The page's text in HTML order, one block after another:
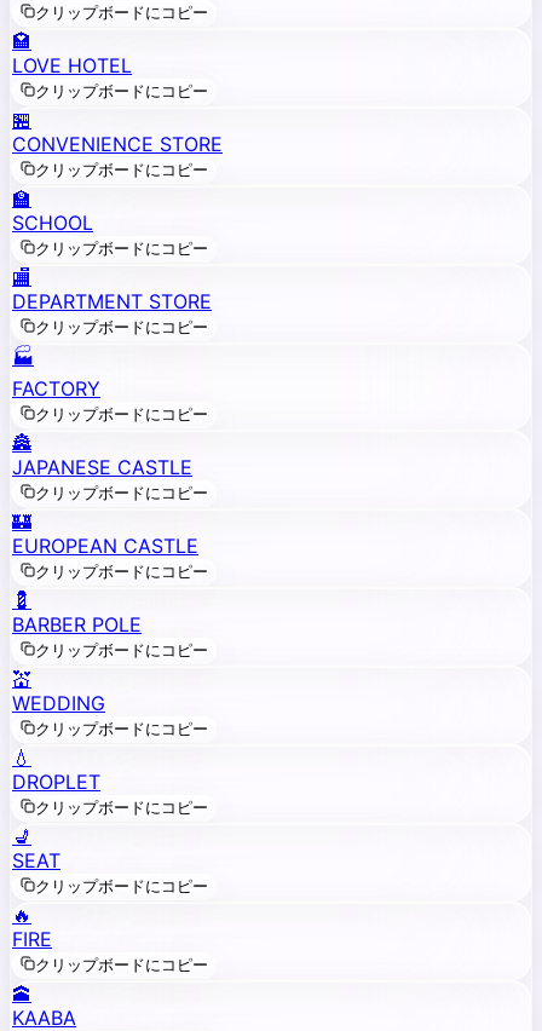
クリップボードにコピー
🏩
LOVE HOTEL
クリップボードにコピー
🏪
CONVENIENCE STORE
クリップボードにコピー
🏫
SCHOOL
クリップボードにコピー
🏬
DEPARTMENT STORE
クリップボードにコピー
🏭
FACTORY
クリップボードにコピー
🏯
JAPANESE CASTLE
クリップボードにコピー
🏰
EUROPEAN CASTLE
クリップボードにコピー
💈
BARBER POLE
クリップボードにコピー
💒
WEDDING
クリップボードにコピー
💧
DROPLET
クリップボードにコピー
💺
SEAT
クリップボードにコピー
🔥
FIRE
クリップボードにコピー
🕋
KAABA